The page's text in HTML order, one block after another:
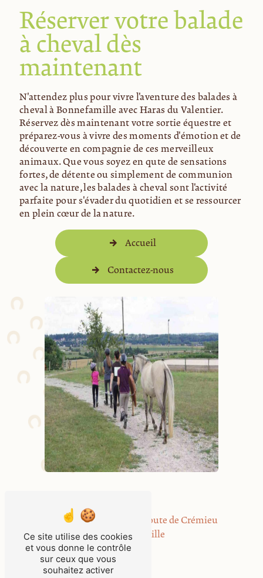
Réserver votre balade
à cheval dès
maintenant
N'attendez plus pour vivre l'aventure des balades à
cheval à Bonnefamille avec Haras du Valentier.
Réservez dès maintenant votre sortie équestre et
préparez-vous à vivre des moments d'émotion et de
découverte en compagnie de ces merveilleux
animaux. Que vous soyez en quête de sensations
fortes, de détente ou simplement de communion
avec la nature, les balades à cheval sont l'activité
parfaite pour s'évader du quotidien et se ressourcer
en plein cœur de la nature.
Accueil
Contactez-nous
Adresse
L'Alouette, 622 Route de Crémieu
38090 Bonnefamille
Téléphone
Ce site utilise des cookies
et vous donne le contrôle
sur ceux que vous
souhaitez activer